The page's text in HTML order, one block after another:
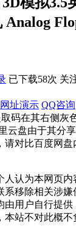
Analog
已下载58次 关
网址演示 QQ咨询
码在其右侧灰
云盘由于其分
请对比百度网
人认为本网页
系移除相关涉嫌
由用户自行提
站不对此概不